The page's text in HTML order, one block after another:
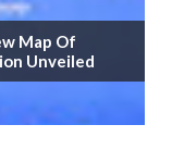
Map Of
Unveiled